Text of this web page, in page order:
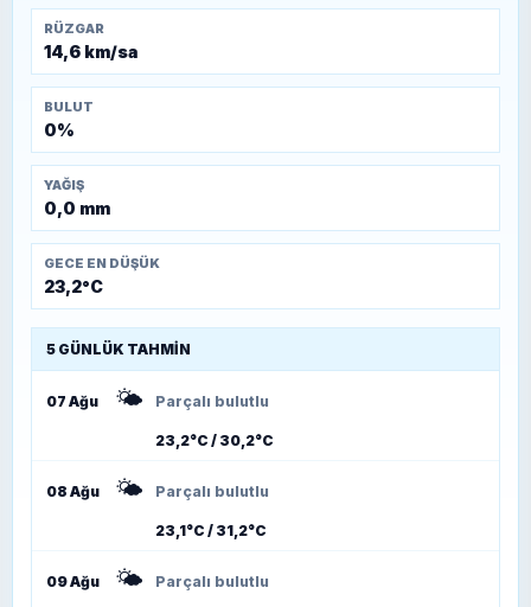
RÜZGAR
14,6 km/sa
BULUT
0%
YAĞIŞ
0,0 mm
GECE EN DÜŞÜK
23,2°C
5 GÜNLÜK TAHMIN
07 Ağu 🌤️ Parçalı bulutlu
23,2°C / 30,2°C
08 Ağu 🌤️ Parçalı bulutlu
23,1°C / 31,2°C
09 Ağu 🌤️ Parçalı bulutlu